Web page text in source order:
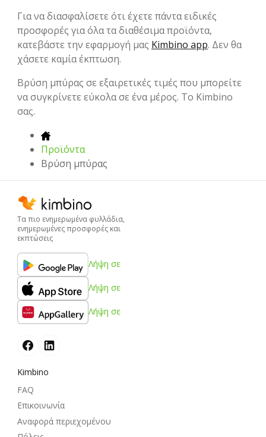
Για να διασφαλίσετε ότι έχετε πάντα ειδικές
προσφορές για όλα τα διαθέσιμα προϊόντα,
κατεβάστε την εφαρμογή μας Kimbino app. Δεν θα
χάσετε καμία έκπτωση.
Βρύση μπύρας σε εξαιρετικές τιμές που μπορείτε
να συγκρίνετε εύκολα σε ένα μέρος. Το Kimbino
σας.
Προϊόντα
Βρύση μπύρας
Τα πιο ενημερωμένα φυλλάδια,
ενημερωμένες προσφορές και
εκπτώσεις
Λήψη σε
Λήψη σε
Λήψη σε
Kimbino
FAQ
Επικοινωνία
Αναφορά περιεχομένου